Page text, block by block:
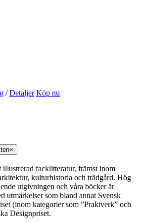
/ Detaljer Köp nu
×
facklitteratur, främst inom
kulturhistoria och trädgård. Hög
utgivningen och våra böcker är
utmärkelser som bland annat Svensk
(inom kategorier som ”Praktverk” och
Designpriset.